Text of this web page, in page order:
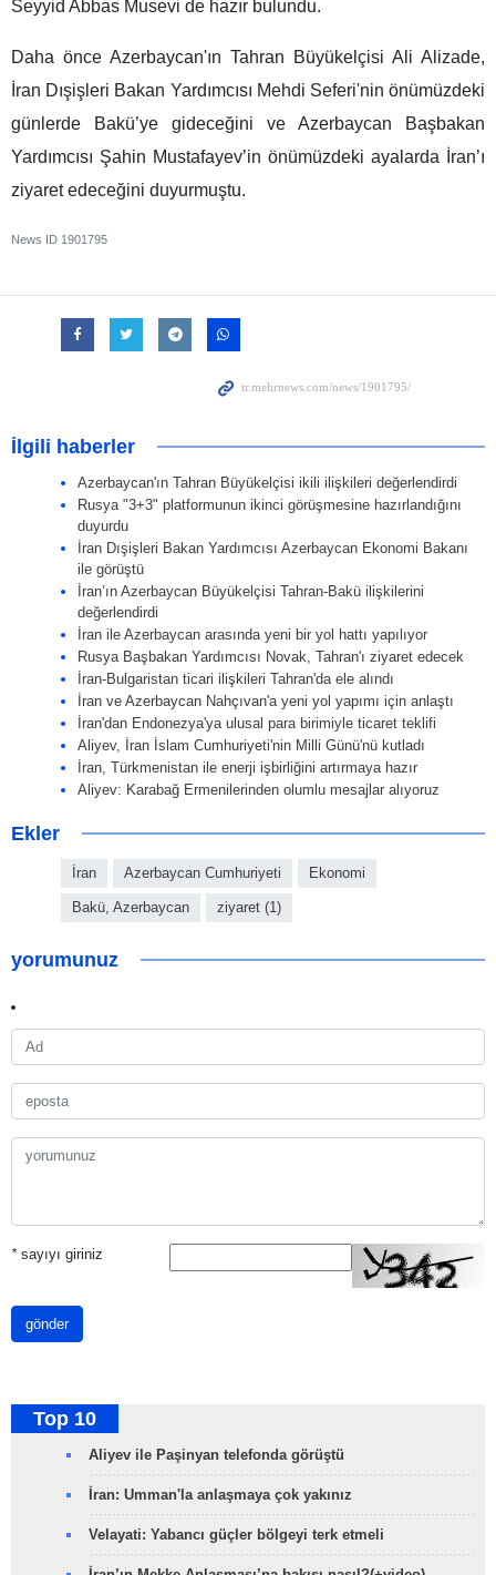
Seyyid Abbas Musevi de hazır bulundu.
Daha önce Azerbaycan'ın Tahran Büyükelçisi Ali Alizade,
İran Dışişleri Bakan Yardımcısı Mehdi Seferi'nin önümüzdeki
günlerde Bakü’ye gideceğini ve Azerbaycan Başbakan
Yardımcısı Şahin Mustafayev’in önümüzdeki ayalarda İran’ı
ziyaret edeceğini duyurmuştu.
News ID 1901795
İlgili haberler
Azerbaycan'ın Tahran Büyükelçisi ikili ilişkileri değerlendirdi
Rusya "3+3" platformunun ikinci görüşmesine hazırlandığını
duyurdu
İran Dışişleri Bakan Yardımcısı Azerbaycan Ekonomi Bakanı
ile görüştü
İran’ın Azerbaycan Büyükelçisi Tahran-Bakü ilişkilerini
değerlendirdi
İran ile Azerbaycan arasında yeni bir yol hattı yapılıyor
Rusya Başbakan Yardımcısı Novak, Tahran'ı ziyaret edecek
İran-Bulgaristan ticari ilişkileri Tahran'da ele alındı
İran ve Azerbaycan Nahçıvan'a yeni yol yapımı için anlaştı
İran'dan Endonezya'ya ulusal para birimiyle ticaret teklifi
Aliyev, İran İslam Cumhuriyeti'nin Milli Günü'nü kutladı
İran, Türkmenistan ile enerji işbirliğini artırmaya hazır
Aliyev: Karabağ Ermenilerinden olumlu mesajlar alıyoruz
Ekler
İran Azerbaycan Cumhuriyeti Ekonomi
Bakü, Azerbaycan ziyaret (1)
yorumunuz
*sayıyı giriniz
gönder
Top 10
Aliyev ile Paşinyan telefonda görüştü
İran: Umman'la anlaşmaya çok yakınız
Velayati: Yabancı güçler bölgeyi terk etmeli